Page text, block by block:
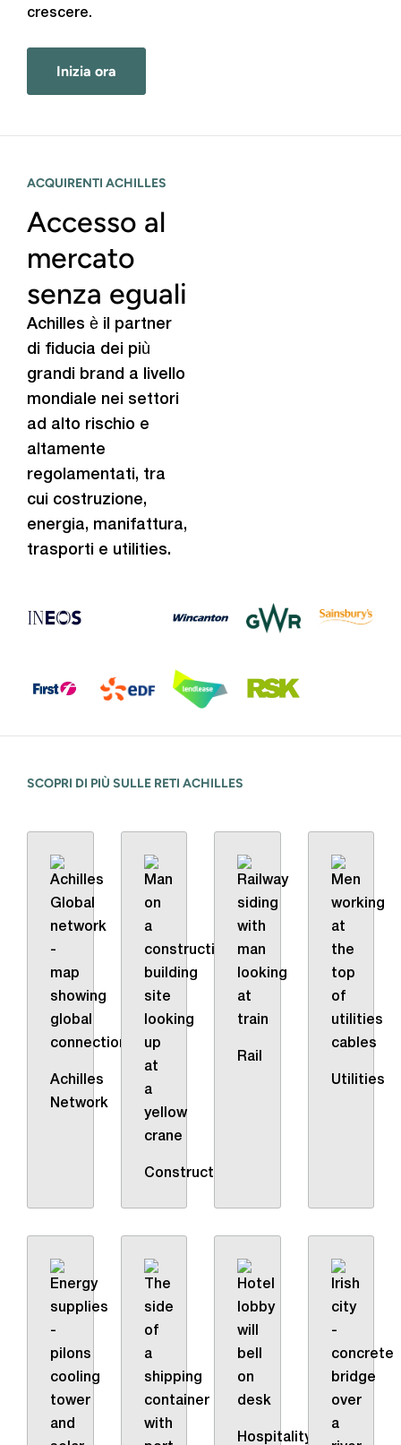
crescere.
Inizia ora
ACQUIRENTI ACHILLES
Accesso al
mercato
senza eguali
Achilles è il partner
di fiducia dei più
grandi brand a livello
mondiale nei settori
ad alto rischio e
altamente
regolamentati, tra
cui costruzione,
energia, manifattura,
trasporti e utilities.
SCOPRI DI PIÙ SULLE RETI ACHILLES
Achilles
Network
Construction
Rail
Utilities
Hospitality